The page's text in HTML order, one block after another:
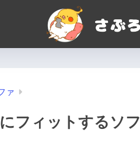
ァ
フィットするソ